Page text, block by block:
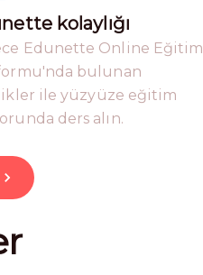
kolaylığı
Edunette Online Eğitim
bulunan
ile yüzyüze eğitim
ders alın.